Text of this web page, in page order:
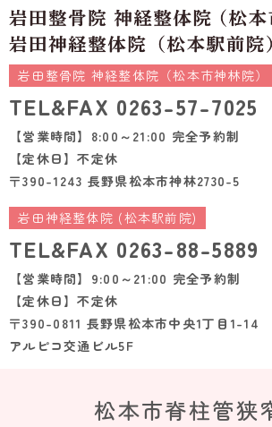
岩田整骨院 神経整体院（松本市神林院）
TEL&FAX 0263-57-7025
【営業時間】8:00～21:00 完全予約制
【定休日】不定休
〒390-1243 長野県松本市神林2730-5
岩田神経整体院 (松本駅前院)
TEL&FAX 0263-88-5889
【営業時間】9:00～21:00 完全予約制
【定休日】不定休
〒390-0811 長野県松本市中央1丁目1-14
アルピコ交通ビル5F
松本市脊柱管狭